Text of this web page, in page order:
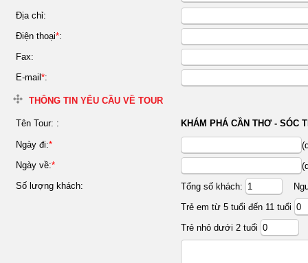
Địa chỉ:
Điện thoại*:
Fax:
E-mail *:
THÔNG TIN YÊU CẦU VỀ TOUR
Tên Tour: : KHÁM PHÁ CẦN THƠ - SÓC
Ngày đi:*
Ngày về:*
Số lượng khách:
Tổng số khách:
Trẻ em từ 5 tuổi đến 11 tuổi
Trẻ nhỏ dưới 2 tuổi